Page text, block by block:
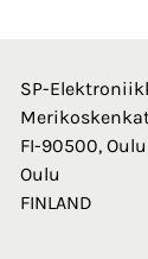
SP-
FI-90500, Oulu
Oulu
FINLAND